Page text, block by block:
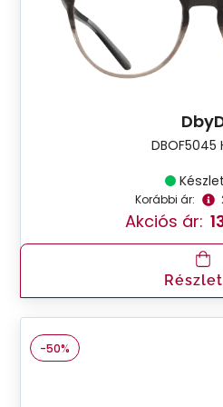
DBOF5045
Korábbi ár:
Akciós ár:
-50%